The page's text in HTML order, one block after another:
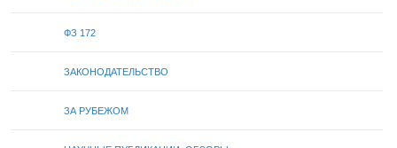
ФЗ 172
ЗАКОНОДАТЕЛЬСТВО
ЗА РУБЕЖОМ